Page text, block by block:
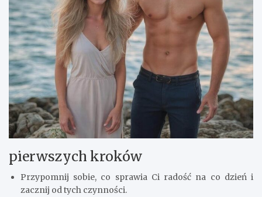
pierwszych kroków
Przypomnij sobie, co sprawia Ci radość na co dzień i
zacznij od tych czynności.